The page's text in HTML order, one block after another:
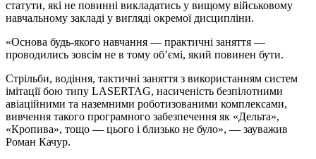
статути, які не повинні викладатись у вищому військовому
навчальному закладі у вигляді окремої дисципліни.
«Основа будь-якого навчання — практичні заняття —
проводились зовсім не в тому об’ємі, який повинен бути.
Стрільби, водіння, тактичні заняття з використанням систем
імітації бою типу LASERTAG, насиченість безпілотними
авіаційними та наземними роботизованими комплексами,
вивчення такого програмного забезпечення як «Дельта»,
«Кропива», тощо — цього і близько не було», — зауважив
Роман Качур.